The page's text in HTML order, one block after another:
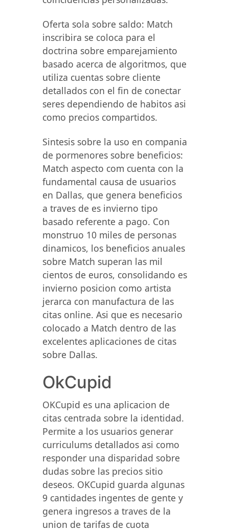
Oferta sola sobre saldo: Match
inscribira se coloca para el
doctrina sobre emparejamiento
basado acerca de algoritmos, que
utiliza cuentas sobre cliente
detallados con el fin de conectar
seres dependiendo de habitos asi
como precios compartidos.
Sintesis sobre la uso en compania
de pormenores sobre beneficios:
Match aspecto com cuenta con la
fundamental causa de usuarios
en Dallas, que genera beneficios
a traves de es invierno tipo
basado referente a pago. Con
monstruo 10 miles de personas
dinamicos, los beneficios anuales
sobre Match superan las mil
cientos de euros, consolidando es
invierno posicion como artista
jerarca con manufactura de las
citas online. Asi que es necesario
colocado a Match dentro de las
excelentes aplicaciones de citas
sobre Dallas.
OkCupid
OKCupid es una aplicacion de
citas centrada sobre la identidad.
Permite a los usuarios generar
curriculums detallados asi como
responder una disparidad sobre
dudas sobre las precios sitio
deseos. OKCupid guarda algunas
9 cantidades ingentes de gente y
genera ingresos a traves de la
union de tarifas de cuota